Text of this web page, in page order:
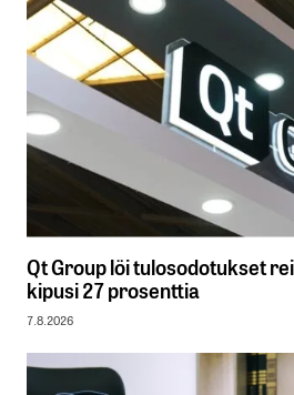
Qt Group löi tulosodotukset
kipusi 27 prosenttia
7.8.2026